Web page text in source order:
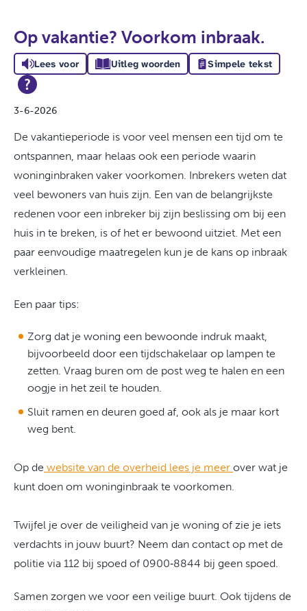
Op vakantie? Voorkom inbraak.
Lees voor Uitleg woorden Simpele tekst
3-6-2026
De vakantieperiode is voor veel mensen een tijd om te
ontspannen, maar helaas ook een periode waarin
woninginbraken vaker voorkomen. Inbrekers weten dat
veel bewoners van huis zijn. Een van de belangrijkste
redenen voor een inbreker bij zijn beslissing om bij een
huis in te breken, is of het er bewoond uitziet. Met een
paar eenvoudige maatregelen kun je de kans op inbraak
verkleinen.
Een paar tips:
Zorg dat je woning een bewoonde indruk maakt,
bijvoorbeeld door een tijdschakelaar op lampen te
zetten. Vraag buren om de post weg te halen en een
oogje in het zeil te houden.
Sluit ramen en deuren goed af, ook als je maar kort
weg bent.
Op de website van de overheid lees je meer over wat je
kunt doen om woninginbraak te voorkomen.
Twijfel je over de veiligheid van je woning of zie je iets
verdachts in jouw buurt? Neem dan contact op met de
politie via 112 bij spoed of 0900‑8844 bij geen spoed.
Samen zorgen we voor een veilige buurt. Ook tijdens de